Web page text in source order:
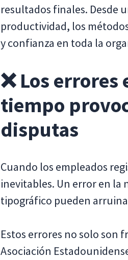
resultados finales. Desde
productividad, los
y confianza en toda la
❌ Los
tiempo
disputas
Cuando los empleados
inevitables. Un error en
tipográfico pueden
Estos errores no solo son
Asociación